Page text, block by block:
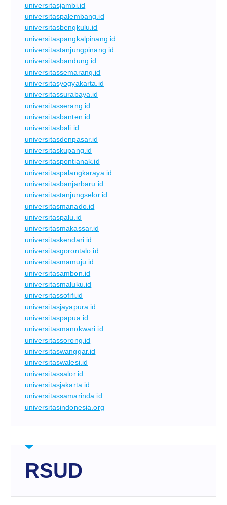
universitasjambi.id
universitaspalembang.id
universitasbengkulu.id
universitaspangkalpinang.id
universitastanjungpinang.id
universitasbandung.id
universitassemarang.id
universitasyogyakarta.id
universitassurabaya.id
universitasserang.id
universitasbanten.id
universitasbali.id
universitasdenpasar.id
universitaskupang.id
universitaspontianak.id
universitaspalangkaraya.id
universitasbanjarbaru.id
universitastanjungselor.id
universitasmanado.id
universitaspalu.id
universitasmakassar.id
universitaskendari.id
universitasgorontalo.id
universitasmamuju.id
universitasambon.id
universitasmaluku.id
universitassofifi.id
universitasjayapura.id
universitaspapua.id
universitasmanokwari.id
universitassorong.id
universitaswanggar.id
universitaswalesi.id
universitassalor.id
universitasjakarta.id
universitassamarinda.id
universitasindonesia.org
RSUD